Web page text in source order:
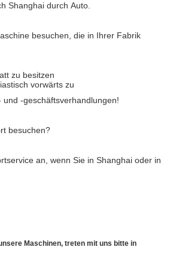
Shanghai durch Auto.
besuchen, die in Ihrer Fabrik
zu besitzen
vorwärts zu
und -geschäftsverhandlungen!
besuchen?
an, wenn Sie in Shanghai oder in
Maschinen, treten mit uns bitte in